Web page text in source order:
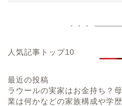
人気記事トップ10
最近の投稿
ラウールの実家はお金持ち？
業は何かなどの家族構成や学